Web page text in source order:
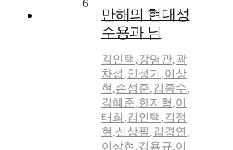
6
만해의 현대성
수용과 님
김인택 ,강명관,곽
차섭 ,인성기 ,이상
현 ,손성준,김종수,
김혜준,한지형 ,이
태희 ,김인택 ,김정
현 ,신상필 ,김경연 ,
이상현 ,김용규,이